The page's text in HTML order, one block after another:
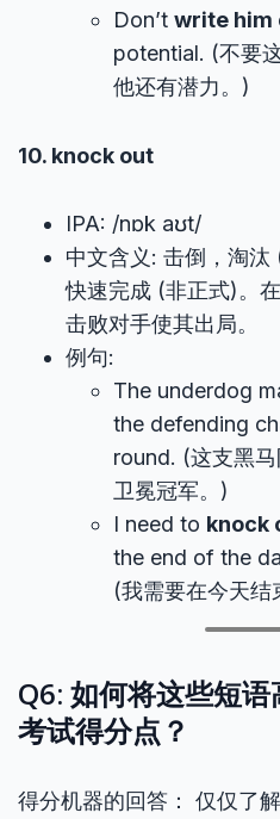
Don’t write him
potential. (不要
他还有潜力。)
10. knock out
IPA: /nɒk aʊt/
中文含义: 击倒，淘汰
快速完成 (非正式)。
击败对手使其出局。
例句:
The underdog
the defending
round. (这支黑
卫冕冠军。)
I need to knock
the end of the
(我需要在今天结
Q6: 如何将这些短
考试得分点？
得分机器的回答： 仅仅了